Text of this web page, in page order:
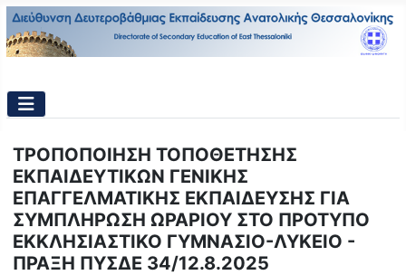
ΤΡΟΠΟΠΟΙΗΣΗ ΤΟΠΟΘΕΤΗΣΗΣ
ΕΚΠΑΙΔΕΥΤΙΚΩΝ ΓΕΝΙΚΗΣ
ΕΠΑΓΓΕΛΜΑΤΙΚΗΣ ΕΚΠΑΙΔΕΥΣΗΣ ΓΙΑ
ΣΥΜΠΛΗΡΩΣΗ ΩΡΑΡΙΟΥ ΣΤΟ ΠΡΟΤΥΠΟ
ΕΚΚΛΗΣΙΑΣΤΙΚΟ ΓΥΜΝΑΣΙΟ-ΛΥΚΕΙΟ -
ΠΡΑΞΗ ΠΥΣΔΕ 34/12.8.2025